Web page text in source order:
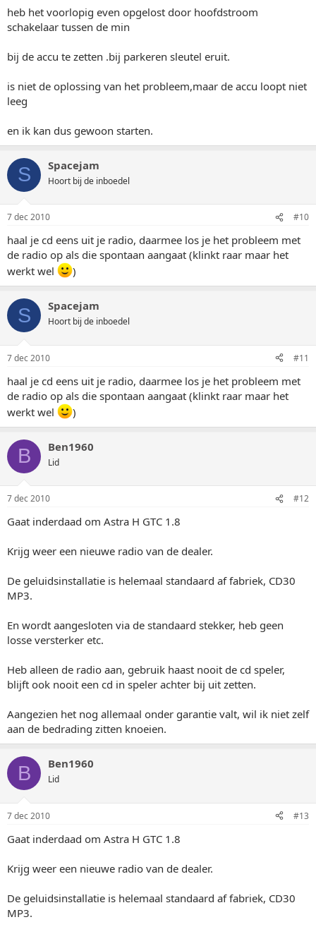
heb het voorlopig even opgelost door hoofdstroom
schakelaar tussen de min
bij de accu te zetten .bij parkeren sleutel eruit.
is niet de oplossing van het probleem,maar de accu loopt niet
leeg
en ik kan dus gewoon starten.
S Spacejam
Hoort bij de inboedel
7 dec 2010 #10
haal je cd eens uit je radio, daarmee los je het probleem met
de radio op als die spontaan aangaat (klinkt raar maar het
werkt wel
)
S Spacejam
Hoort bij de inboedel
7 dec 2010 #11
haal je cd eens uit je radio, daarmee los je het probleem met
de radio op als die spontaan aangaat (klinkt raar maar het
werkt wel
)
B Ben1960
Lid
7 dec 2010 #12
Gaat inderdaad om Astra H GTC 1.8
Krijg weer een nieuwe radio van de dealer.
De geluidsinstallatie is helemaal standaard af fabriek, CD30
MP3.
En wordt aangesloten via de standaard stekker, heb geen
losse versterker etc.
Heb alleen de radio aan, gebruik haast nooit de cd speler,
blijft ook nooit een cd in speler achter bij uit zetten.
Aangezien het nog allemaal onder garantie valt, wil ik niet zelf
aan de bedrading zitten knoeien.
B Ben1960
Lid
7 dec 2010 #13
Gaat inderdaad om Astra H GTC 1.8
Krijg weer een nieuwe radio van de dealer.
De geluidsinstallatie is helemaal standaard af fabriek, CD30
MP3.